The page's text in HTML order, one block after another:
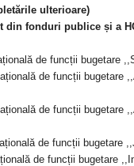
ulterioare)
fonduri publice și a
de funcții bugetare
de funcții bugetare
de funcții bugetare
de funcții bugetare
de funcții bugetare